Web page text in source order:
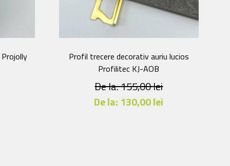
Profil trecere decorativ auriu lucios
Profilitec KJ-AOB
De la:155,00lei
De la: 130,00lei